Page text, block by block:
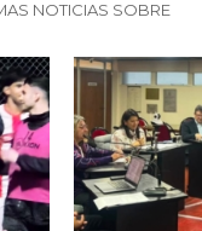
NOTICIAS SOBRE